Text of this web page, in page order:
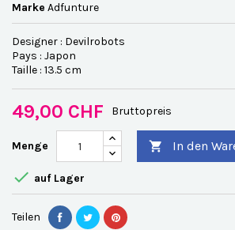
Marke Adfunture
Designer : Devilrobots
Pays : Japon
Taille : 13.5 cm
49,00 CHF Bruttopreis
Menge  In den
 auf Lager
Teilen